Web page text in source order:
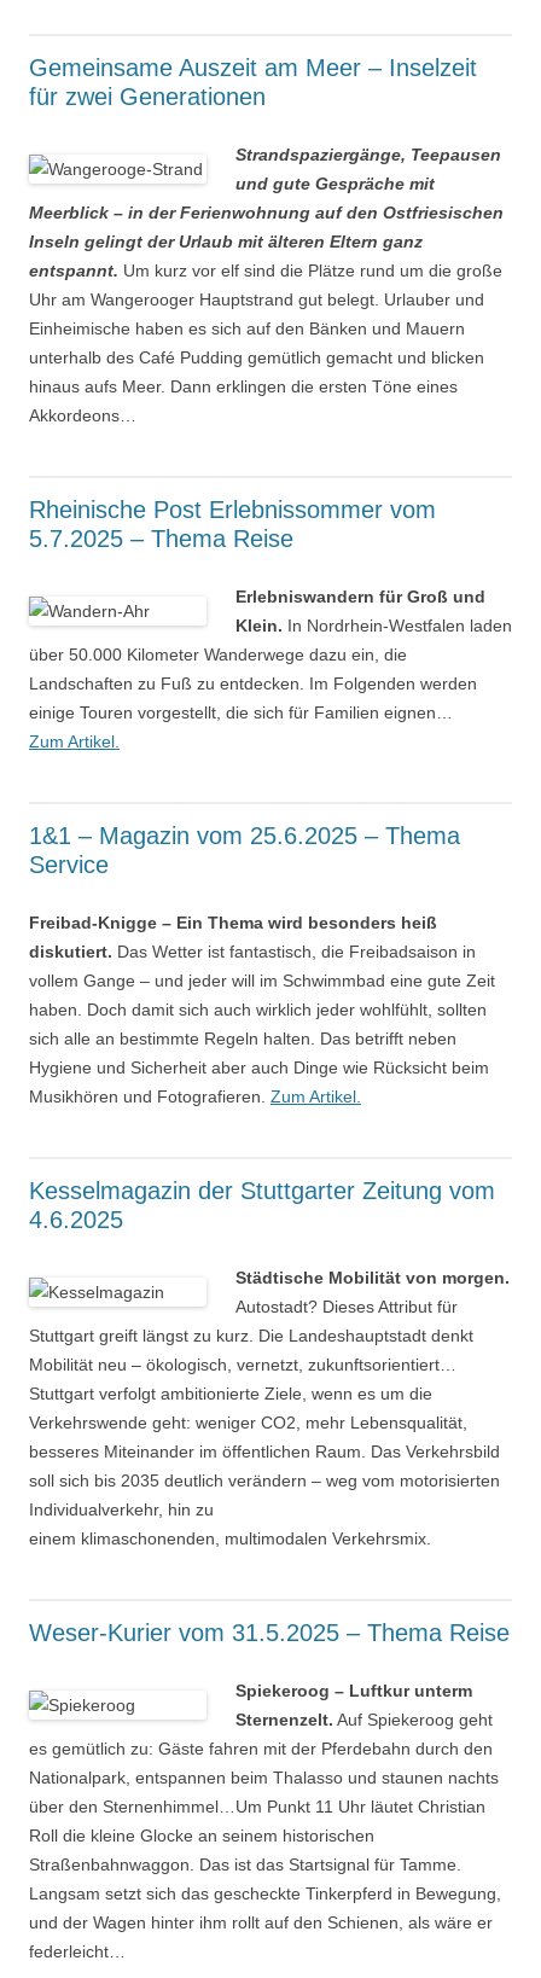
Gemeinsame Auszeit am Meer – Inselzeit
für zwei Generationen
Strandspaziergänge, Teepausen
und gute Gespräche mit
Meerblick – in der Ferienwohnung auf den Ostfriesischen
Inseln gelingt der Urlaub mit älteren Eltern ganz
entspannt. Um kurz vor elf sind die Plätze rund um die große
Uhr am Wangerooger Hauptstrand gut belegt. Urlauber und
Einheimische haben es sich auf den Bänken und Mauern
unterhalb des Café Pudding gemütlich gemacht und blicken
hinaus aufs Meer. Dann erklingen die ersten Töne eines
Akkordeons…
Rheinische Post Erlebnissommer vom
5.7.2025 – Thema Reise
Erlebniswandern für Groß und
Klein. In Nordrhein-Westfalen laden
über 50.000 Kilometer Wanderwege dazu ein, die
Landschaften zu Fuß zu entdecken. Im Folgenden werden
einige Touren vorgestellt, die sich für Familien eignen…
Zum Artikel.
1&1 – Magazin vom 25.6.2025 – Thema
Service
Freibad-Knigge – Ein Thema wird besonders heiß
diskutiert. Das Wetter ist fantastisch, die Freibadsaison in
vollem Gange – und jeder will im Schwimmbad eine gute Zeit
haben. Doch damit sich auch wirklich jeder wohlfühlt, sollten
sich alle an bestimmte Regeln halten. Das betrifft neben
Hygiene und Sicherheit aber auch Dinge wie Rücksicht beim
Musikhören und Fotografieren. Zum Artikel.
Kesselmagazin der Stuttgarter Zeitung vom
4.6.2025
Städtische Mobilität von morgen.
Autostadt? Dieses Attribut für
Stuttgart greift längst zu kurz. Die Landeshauptstadt denkt
Mobilität neu – ökologisch, vernetzt, zukunftsorientiert…
Stuttgart verfolgt ambitionierte Ziele, wenn es um die
Verkehrswende geht: weniger CO2, mehr Lebensqualität,
besseres Miteinander im öffentlichen Raum. Das Verkehrsbild
soll sich bis 2035 deutlich verändern – weg vom motorisierten
Individualverkehr, hin zu
einem klimaschonenden, multimodalen Verkehrsmix.
Weser-Kurier vom 31.5.2025 – Thema Reise
Spiekeroog – Luftkur unterm
Sternenzelt. Auf Spiekeroog geht
es gemütlich zu: Gäste fahren mit der Pferdebahn durch den
Nationalpark, entspannen beim Thalasso und staunen nachts
über den Sternenhimmel…Um Punkt 11 Uhr läutet Christian
Roll die kleine Glocke an seinem historischen
Straßenbahnwaggon. Das ist das Startsignal für Tamme.
Langsam setzt sich das gescheckte Tinkerpferd in Bewegung,
und der Wagen hinter ihm rollt auf den Schienen, als wäre er
federleicht…